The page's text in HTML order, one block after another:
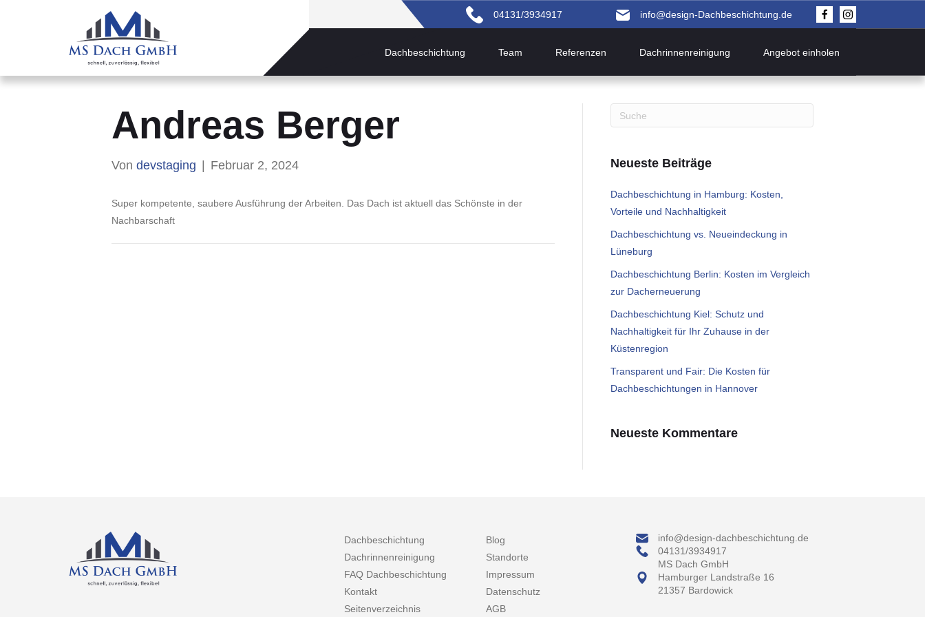
04131/3934917 info@design-Dachbeschichtung.de
Dachbeschichtung Team Referenzen Dachrinnenreinigung Angebot einholen
Andreas Berger
Von devstaging Februar 2, 2024
Super kompetente, saubere Ausführung der Arbeiten. Das Dach ist aktuell das Schönste in der
Nachbarschaft
Neueste Beiträge
Dachbeschichtung in Hamburg: Kosten,
Vorteile und Nachhaltigkeit
Dachbeschichtung vs. Neueindeckung in
Lüneburg
Dachbeschichtung Berlin: Kosten im Vergleich
zur Dacherneuerung
Dachbeschichtung Kiel: Schutz und
Nachhaltigkeit für Ihr Zuhause in der
Küstenregion
Transparent und Fair: Die Kosten für
Dachbeschichtungen in Hannover
Neueste Kommentare
Dachbeschichtung
Dachrinnenreinigung
FAQ Dachbeschichtung
Kontakt
Seitenverzeichnis
Blog
Standorte
Impressum
Datenschutz
AGB
info@design-dachbeschichtung.de
04131/3934917
MS Dach GmbH
Hamburger Landstraße 16
21357 Bardowick